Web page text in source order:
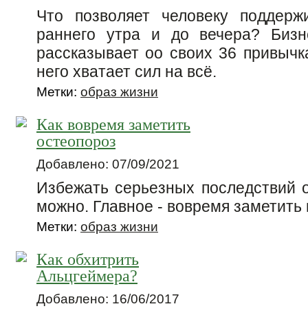
Что позволяет человеку
раннего утра и до вечера?
рассказывает оо своих 36
него хватает сил на всё.
Метки: образ жизни
Как вовремя заметить
остеопороз
Добавлено: 07/09/2021
Избежать серьезных последствий
можно. Главное - вовремя
Метки: образ жизни
Как обхитрить
Альцгеймера?
Добавлено: 16/06/2017